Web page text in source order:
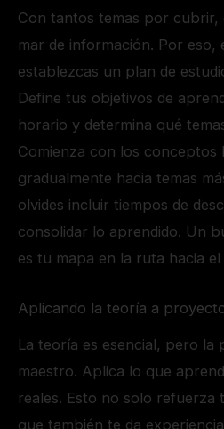
Con tantos temas por cubrir,
mar de información. Por eso,
establezcas un plan de
Define tus objetivos de
horario y determina qué
Comienza con los conceptos
gradualmente hacia temas
olvides incluir tiempos de
consolidar lo aprendido. Un
es tu mapa en la ruta hacia el
Aplicando la teoría a
La teoría es esencial, pero la
maestro. Aplica lo que
reales. Esto no solo refuerza
que también te da